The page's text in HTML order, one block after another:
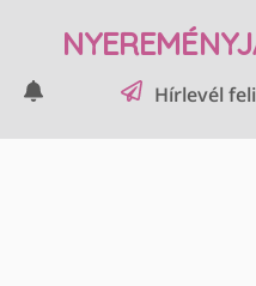
Hírlevél